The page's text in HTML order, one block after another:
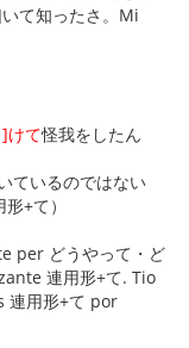
て知ったさ。Mi
けて怪我をしたん
ているのではない
+て）
per どうやって・ど
連用形+て. Tio
用形+て por